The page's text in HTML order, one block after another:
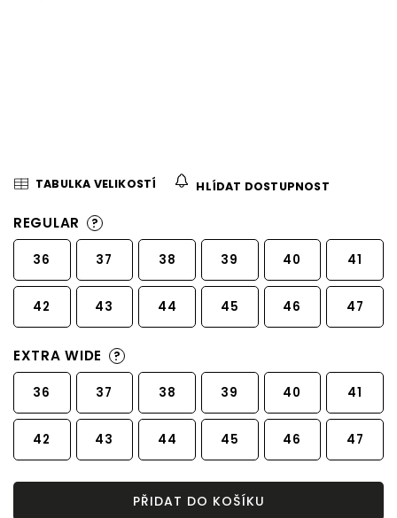
TABULKA VELIKOSTÍ HLÍDAT DOSTUPNOST
REGULAR ?
36 37 38 39 40 41
42 43 44 45 46 47
EXTRA WIDE ?
36 37 38 39 40 41
42 43 44 45 46 47
PŘIDAT DO KOŠÍKU